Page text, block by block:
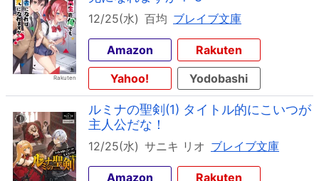
12/25(水) 百均 ブレイブ文庫
Amazon
Rakuten
Yahoo!
Yodobashi
ルミナの聖剣(1) タイトル的にこいつが
主人公だな！
12/25(水) サニキ リオ ブレイブ文庫
Amazon
Rakuten